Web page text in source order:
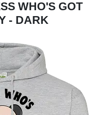
WHO'S GOT
- DARK